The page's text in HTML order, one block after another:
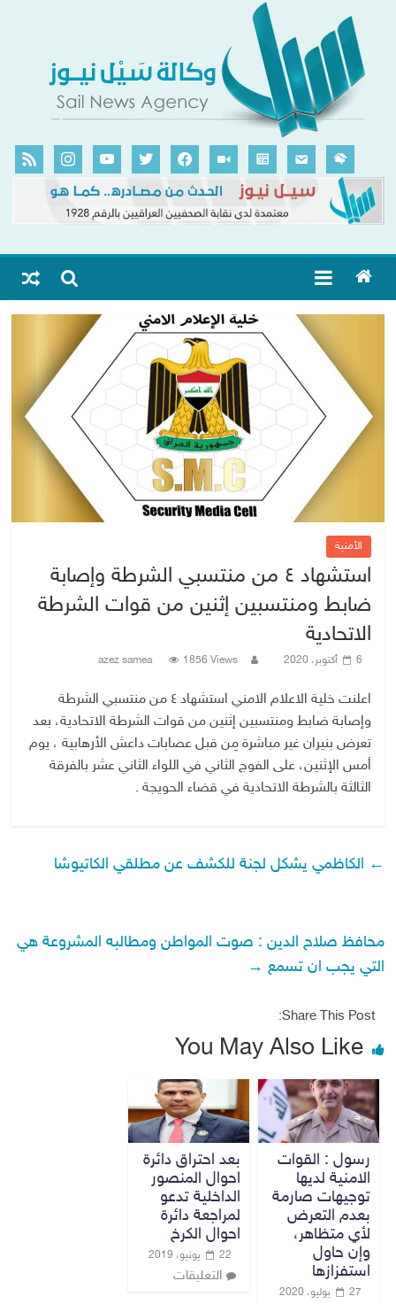
الأمنية
استشهاد ٤ من منتسبي الشرطة وإصابة
ضابط ومنتسبين إثنين من قوات الشرطة
الاتحادية
6 أكتوبر، 2020 azez samea 1856 Views
اعلنت خلية الاعلام الامني استشهاد ٤ من منتسبي الشرطة
وإصابة ضابط ومنتسبين إثنين من قوات الشرطة الاتحادية، بعد
تعرض بنيران غير مباشرة مِن قبل عصابات داعش الأرهابية ، يوم
أمس الإثنين، على الفوج الثاني في اللواء الثاني عشر بالفرقة
الثالثة بالشرطة الاتحادية في قضاء الحويجة .
← الكاظمي يشكل لجنة للكشف عن مطلقي الكاتيوشا
محافظ صلاح الدين : صوت المواطن ومطالبه المشروعة هي
التي يجب ان تسمع →
Share This Post:
You May Also Like
رسول : القوات
الامنية لديها
توجيهات صارمة
بعدم التعرض
لأي متظاهر،
وإن حاول
استفزازها
27 يوليو، 2020
بعد احتراق دائرة
احوال المنصور
الداخلية تدعو
لمراجعة دائرة
احوال الكرخ
22 يونيو، 2019
التعليقات